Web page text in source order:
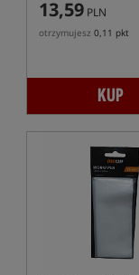
13,59 PLN
otrzymujesz 0,11 pkt
KUP